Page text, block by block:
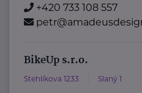
+420 733 108 557
BikeUp s.r.o.
Stehlíkova 1233 Slaný 1